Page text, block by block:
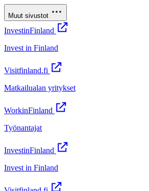
Muut sivustot
InvestinFinland
Invest in Finland
Visitfinland.fi
Matkailualan yritykset
WorkinFinland
Työnantajat
InvestinFinland
Invest in Finland